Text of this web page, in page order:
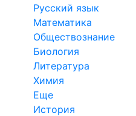
Русский язык
Математика
Обществознание
Биология
Литература
Химия
Еще
История